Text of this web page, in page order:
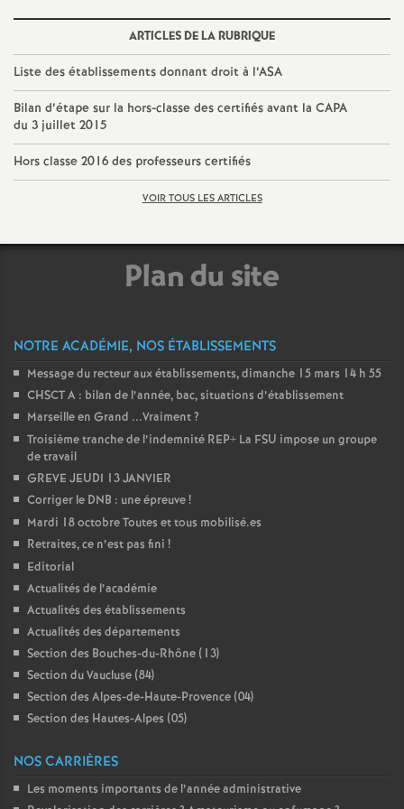
o
u
r
s
ARTICLES DE LA RUBRIQUE
Liste des établissements donnant droit à l’ASA
Bilan d’étape sur la hors-classe des certifiés avant la CAPA
du 3 juillet 2015
Hors classe 2016 des professeurs certifiés
VOIR TOUS LES ARTICLES
Plan du site
NOTRE ACADÉMIE, NOS ÉTABLISSEMENTS
Message du recteur aux établissements, dimanche 15 mars 14 h 55
CHSCT A : bilan de l’année, bac, situations d’établissement
Marseille en Grand ...Vraiment?
Troisième tranche de l’indemnité REP+ La FSU impose un groupe
de travail
GREVE JEUDI 13 JANVIER
Corriger le DNB : une épreuve!
Mardi 18 octobre Toutes et tous mobilisé.es
Retraites, ce n’est pas fini !
Editorial
Actualités de l’académie
Actualités des établissements
Actualités des départements
Section des Bouches-du-Rhône (13)
Section du Vaucluse (84)
Section des Alpes-de-Haute-Provence (04)
Section des Hautes-Alpes (05)
NOS CARRIÈRES
Les moments importants de l’année administrative